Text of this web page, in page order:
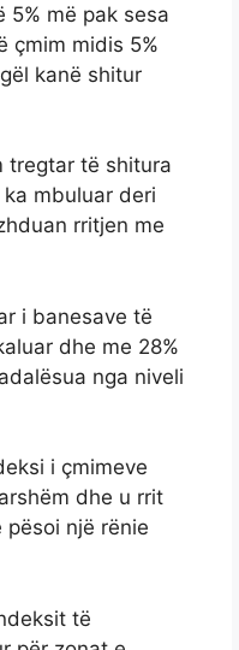
5% më pak sesa
çmim midis 5%
kanë shitur
tregtar të shitura
mbuluar deri
rritjen me
i banesave të
dhe me 28%
nga niveli
i çmimeve
dhe u rrit
një rënie
të